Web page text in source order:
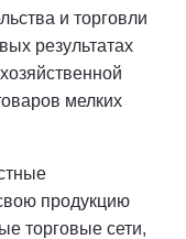
и торговли
результатах
мелких
продукцию
торговые сети,